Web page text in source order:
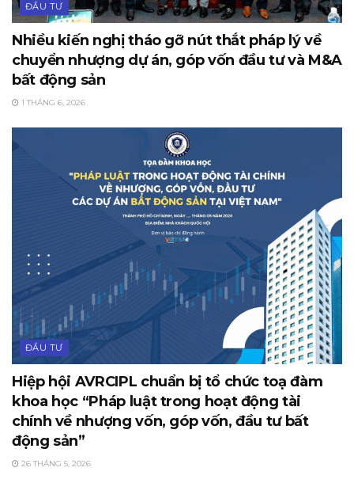
ĐẦU TƯ
Nhiều kiến nghị tháo gỡ nút thắt pháp lý về
chuyển nhượng dự án, góp vốn đầu tư và M&A
bất động sản
1 THÁNG 6, 2026
ĐẦU TƯ
Hiệp hội AVRCIPL chuẩn bị tổ chức toạ đàm
khoa học “Pháp luật trong hoạt động tài
chính về nhượng vốn, góp vốn, đầu tư bất
động sản”
26 THÁNG 5, 2026